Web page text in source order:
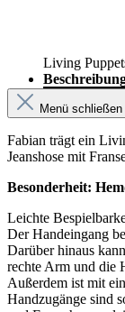
Living
Menü schließen
Fabian trägt ein
Jeanshose mit
Besonderheit:
Leichte
Der Handeingang
Darüber hinaus
rechte Arm und die
Außerdem ist mit
Handzugänge sind